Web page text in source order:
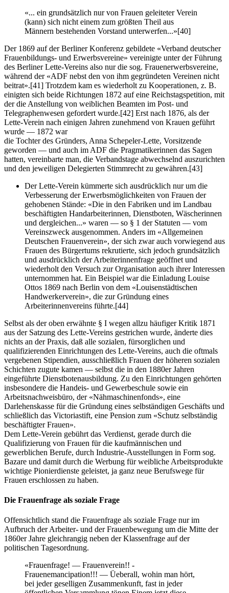
«... ein grundsätzlich nur von Frauen geleiteter Verein
(kann) sich nicht einem zum größten Theil aus
Männern bestehenden Vorstand unterwerfen...»[40]
Der 1869 auf der Berliner Konferenz gebildete «Verband deutscher
Frauenbildungs- und Erwerbsvereine» vereinigte unter der Führung
des Berliner Lette-Vereins also nur die sog. Frauenerwerbsvereine,
während der «ADF nebst den von ihm gegründeten Vereinen nicht
beitrat».[41] Trotzdem kam es wiederholt zu Kooperationen, z. B.
einigten sich beide Richtungen 1872 auf eine Reichstagspetition, mit
der die Anstellung von weiblichen Beamten im Post- und
Telegraphenwesen gefordert wurde.[42] Erst nach 1876, als der
Lette-Verein nach einigen Jahren zunehmend von Krauen geführt
wurde — 1872 war
die Tochter des Gründers, Anna Schepeler-Lette, Vorsitzende
geworden — und auch im ADF die Pragmatikerinnen das Sagen
hatten, vereinbarte man, die Verbandstage abwechselnd auszurichten
und den jeweiligen Delegierten Stimmrecht zu gewähren.[43]
Der Lette-Verein kümmerte sich ausdrücklich nur um die
Verbesserung der Erwerbsmöglichkeiten von Frauen der
gehobenen Stände: «Die in den Fabriken und im Landbau
beschäftigten Handarbeiterinnen, Dienstboten, Wäscherinnen
und dergleichen...» waren — so § 1 der Statuten — vom
Vereinszweck ausgenommen. Anders im «Allgemeinen
Deutschen Frauenverein», der sich zwar auch vorwiegend aus
Frauen des Bürgertums rekrutierte, sich jedoch grundsätzlich
und ausdrücklich der Arbeiterinnenfrage geöffnet und
wiederholt den Versuch zur Organisation auch ihrer Interessen
unternommen hat. Ein Beispiel war die Einladung Louise
Ottos 1869 nach Berlin von dem «Louisenstädtischen
Handwerkerverein», die zur Gründung eines
Arbeiterinnenvereins führte.[44]
Selbst als der oben erwähnte § I wegen allzu häufiger Kritik 1871
aus der Satzung des Lette-Vereins gestrichen wurde, änderte dies
nichts an der Praxis, daß alle sozialen, fürsorglichen und
qualifizierenden Einrichtungen des Lette-Vereins, auch die oftmals
vergebenen Stipendien, ausschließlich Frauen der höheren sozialen
Schichten zugute kamen — selbst die in den 1880er Jahren
eingeführte Dienstbotenausbildung. Zu den Einrichtungen gehörten
insbesondere die Handeis- und Gewerbeschule sowie ein
Arbeitsnachweisbüro, der «Nähmaschinenfonds», eine
Darlehenskasse für die Gründung eines selbständigen Geschäfts und
schließlich das Victoriastift, eine Pension zum «Schutz selbständig
beschäftigter Frauen».
Dem Lette-Verein gebührt das Verdienst, gerade durch die
Qualifizierung von Frauen für die kaufmännischen und
gewerblichen Berufe, durch Industrie-Ausstellungen in Form sog.
Bazare und damit durch die Werbung für weibliche Arbeitsprodukte
wichtige Pionierdienste geleistet, ja ganz neue Berufswege für
Frauen erschlossen zu haben.
Die Frauenfrage als soziale Frage
Offensichtlich stand die Frauenfrage als soziale Frage nur im
Aufbruch der Arbeiter- und der Frauenbewegung um die Mitte der
1860er Jahre gleichrangig neben der Klassenfrage auf der
politischen Tagesordnung.
«Frauenfrage! — Frauenverein!! -
Frauenemancipation!!! — Üeberall, wohin man hört,
bei jeder geselligen Zusammenkunft, fast in jeder